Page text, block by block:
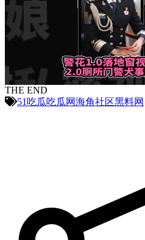
THE END
51吃瓜吃瓜网海角社区黑料网